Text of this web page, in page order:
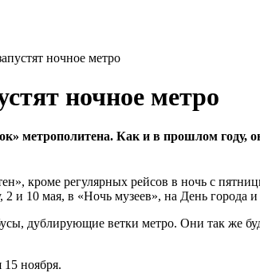
ночное метро
ночное метро
метрополитена. Как и в прошлом году,
кроме регулярных рейсов в ночь с
и 10 мая, в «Ночь музеев», на День города
дублирующие ветки метро. Они так же
ноября.